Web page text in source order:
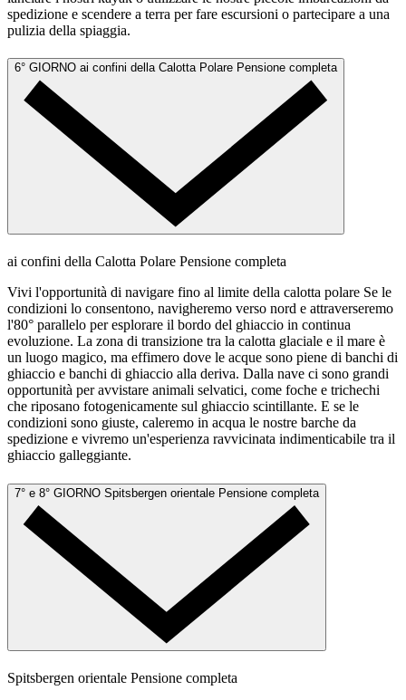
spedizione e scendere a terra per fare escursioni o partecipare a una
pulizia della spiaggia.
6° GIORNO ai confini della Calotta Polare Pensione completa
ai confini della Calotta Polare Pensione completa
Vivi l'opportunità di navigare fino al limite della calotta polare Se le
condizioni lo consentono, navigheremo verso nord e attraverseremo
l'80° parallelo per esplorare il bordo del ghiaccio in continua
evoluzione. La zona di transizione tra la calotta glaciale e il mare è
un luogo magico, ma effimero dove le acque sono piene di banchi di
ghiaccio e banchi di ghiaccio alla deriva. Dalla nave ci sono grandi
opportunità per avvistare animali selvatici, come foche e trichechi
che riposano fotogenicamente sul ghiaccio scintillante. E se le
condizioni sono giuste, caleremo in acqua le nostre barche da
spedizione e vivremo un'esperienza ravvicinata indimenticabile tra il
ghiaccio galleggiante.
7° e 8° GIORNO Spitsbergen orientale Pensione completa
Spitsbergen orientale Pensione completa